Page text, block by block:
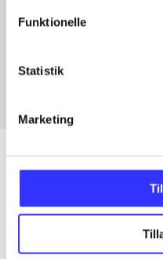
Funktionelle
Statistik
Marketing
Artikler med
Artikler
Alle registrerede artikler